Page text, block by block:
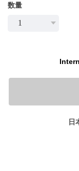
数量
日